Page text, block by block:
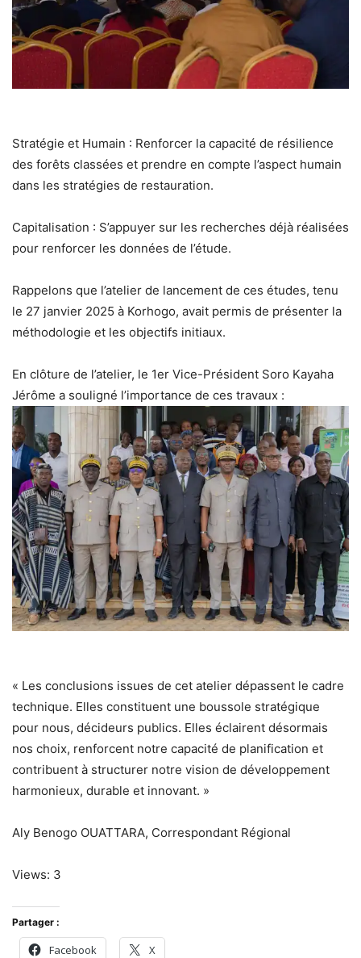
Stratégie et Humain : Renforcer la capacité de résilience
des forêts classées et prendre en compte l’aspect humain
dans les stratégies de restauration.
Capitalisation : S’appuyer sur les recherches déjà réalisées
pour renforcer les données de l’étude.
Rappelons que l’atelier de lancement de ces études, tenu
le 27 janvier 2025 à Korhogo, avait permis de présenter la
méthodologie et les objectifs initiaux.
En clôture de l’atelier, le 1er Vice-Président Soro Kayaha
Jérôme a souligné l’importance de ces travaux :
« Les conclusions issues de cet atelier dépassent le cadre
technique. Elles constituent une boussole stratégique
pour nous, décideurs publics. Elles éclairent désormais
nos choix, renforcent notre capacité de planification et
contribuent à structurer notre vision de développement
harmonieux, durable et innovant. »
Aly Benogo OUATTARA, Correspondant Régional
Views: 3
Partager :
Facebook X